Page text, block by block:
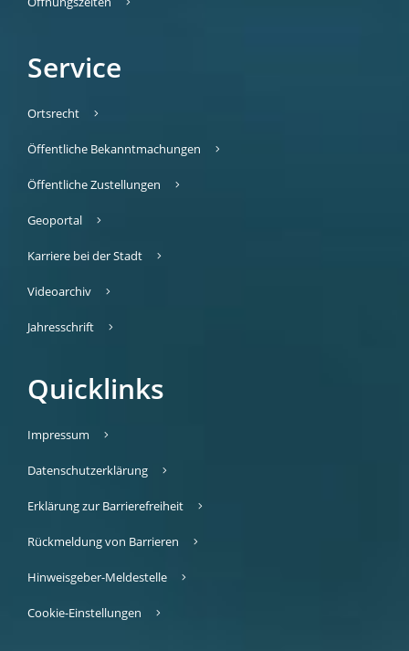
Service
Ortsrecht
Öffentliche Bekanntmachungen
Öffentliche Zustellungen
Geoportal
Karriere bei der Stadt
Videoarchiv
Jahresschrift
Quicklinks
Impressum
Datenschutzerklärung
Erklärung zur Barrierefreiheit
Rückmeldung von Barrieren
Hinweisgeber-Meldestelle
Cookie-Einstellungen